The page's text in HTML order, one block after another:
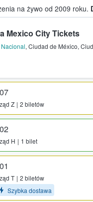
na żywo od 2009 roku.
którym fani i
Mexico City Tickets
, Ciudad de México,
Z 2 biletów
H 1 bilet
T
2 biletów
Szybka dostawa